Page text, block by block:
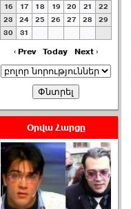
ԿՐԹՈՒԹԵԱՆ
ՃԱՆԱՊԱՐՀՈՎ ›››
2026-07-06 06:50:00
Ամենաշատը էսօրվանից
էի վախենում.Նիկոլայ
Եղիազարյան ›››
2026-07-05 23:19:00
16
17 18 19 20 21
22
23
24 25 26 27 28
29
30
31
‹ Prev Today Next ›
Օրվա Հարցը